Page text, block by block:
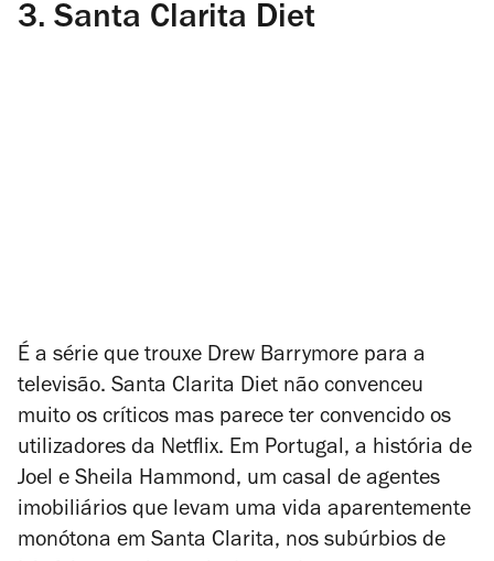
3. Santa Clarita Diet
É a série que trouxe Drew Barrymore para a
televisão. Santa Clarita Diet não convenceu
muito os críticos mas parece ter convencido os
utilizadores da Netflix. Em Portugal, a história de
Joel e Sheila Hammond, um casal de agentes
imobiliários que levam uma vida aparentemente
monótona em Santa Clarita, nos subúrbios de